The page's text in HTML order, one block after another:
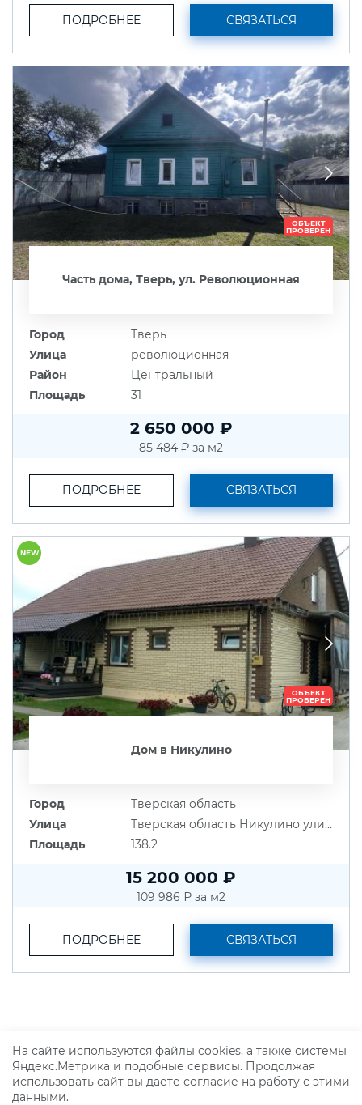
ПОДРОБНЕЕ СВЯЗАТЬСЯ
ОБЪЕКТ
ПРОВЕРЕН
Часть дома, Тверь, ул. Революционная
Город
Тверь
Улица
революционная
Район
Центральный
Площадь
31
2 650 000 ₽
85 484 ₽ за м2
ПОДРОБНЕЕ СВЯЗАТЬСЯ
NEW
ОБЪЕКТ
ПРОВЕРЕН
Дом в Никулино
Город
Тверская область
Улица
Тверская область Никулино улица Центральная д. 33 ао
Площадь
138.2
15 200 000 ₽
109 986 ₽ за м2
ПОДРОБНЕЕ СВЯЗАТЬСЯ
На сайте используются файлы cookies, а также системы
Яндекс.Метрика и подобные сервисы. Продолжая
использовать сайт вы даете согласие на работу с этими
данными.